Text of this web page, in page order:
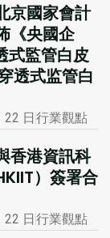
京國家會計
《央國企
式監管白皮
透式监管白
22 日 行業觀點
香港資訊科
）簽署合
22 日 行業觀點